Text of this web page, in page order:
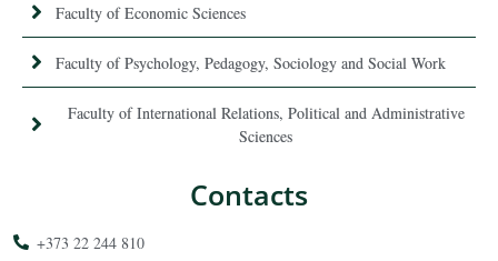
Faculty of Economic Sciences
Faculty of Psychology, Pedagogy, Sociology and Social Work
Faculty of International Relations, Political and Administrative
Sciences
Contacts
+373 22 244 810